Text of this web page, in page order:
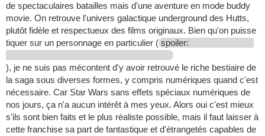
de spectaculaires batailles mais d'une aventure en mode buddy
movie. On retrouve l'univers galactique underground des Hutts,
plutôt fidèle et respectueux des films originaux. Bien qu'on puisse
tiquer sur un personnage en particulier ( spoiler:
), je ne suis pas mécontent d'y avoir retrouvé le riche bestiaire de
la saga sous diverses formes, y compris numériques quand c'est
nécessaire. Car Star Wars sans effets spéciaux numériques de
nos jours, ça n'a aucun intérêt à mes yeux. Alors oui c'est mieux
s'ils sont bien faits et le plus réaliste possible, mais il faut laisser à
cette franchise sa part de fantastique et d'étrangetés capables de